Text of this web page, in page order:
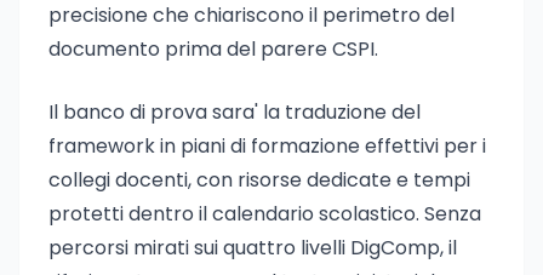
precisione che chiariscono il perimetro del
documento prima del parere CSPI.
Il banco di prova sara' la traduzione del
framework in piani di formazione effettivi per i
collegi docenti, con risorse dedicate e tempi
protetti dentro il calendario scolastico. Senza
percorsi mirati sui quattro livelli DigComp, il